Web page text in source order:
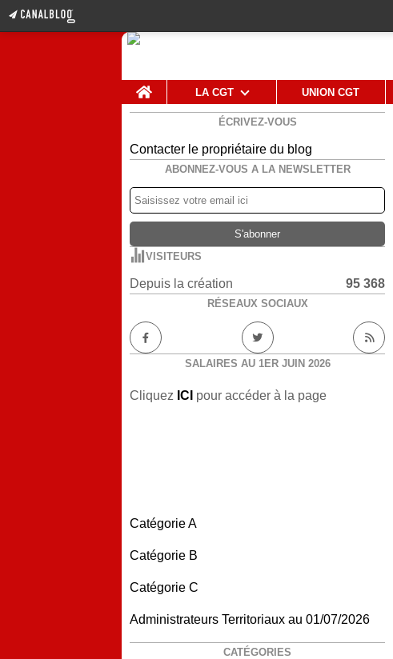
Home
LA CGT UNION CGT
ÉCRIVEZ-VOUS
Contacter le propriétaire du blog
ABONNEZ-VOUS A LA NEWSLETTER
VISITEURS
Depuis la création 95 368
RÉSEAUX SOCIAUX
SALAIRES AU 1ER JUIN 2026
Cliquez ICI pour accéder à la page
Catégorie A
Catégorie B
Catégorie C
Administrateurs Territoriaux au 01/07/2026
CATÉGORIES